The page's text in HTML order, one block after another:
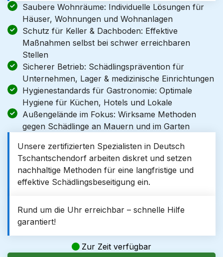
Saubere Wohnräume: Individuelle Lösungen für
Häuser, Wohnungen und Wohnanlagen
Schutz für Keller & Dachboden: Effektive
Maßnahmen selbst bei schwer erreichbaren
Stellen
Sicherer Betrieb: Schädlingsprävention für
Unternehmen, Lager & medizinische Einrichtungen
Hygienestandards für Gastronomie: Optimale
Hygiene für Küchen, Hotels und Lokale
Außengelände im Fokus: Wirksame Methoden
gegen Schädlinge an Mauern und im Garten
Unsere zertifizierten Spezialisten in Deutsch
Tschantschendorf arbeiten diskret und setzen
nachhaltige Methoden für eine langfristige und
effektive Schädlingsbeseitigung ein.
Rund um die Uhr erreichbar – schnelle Hilfe
garantiert!
Zur Zeit verfügbar